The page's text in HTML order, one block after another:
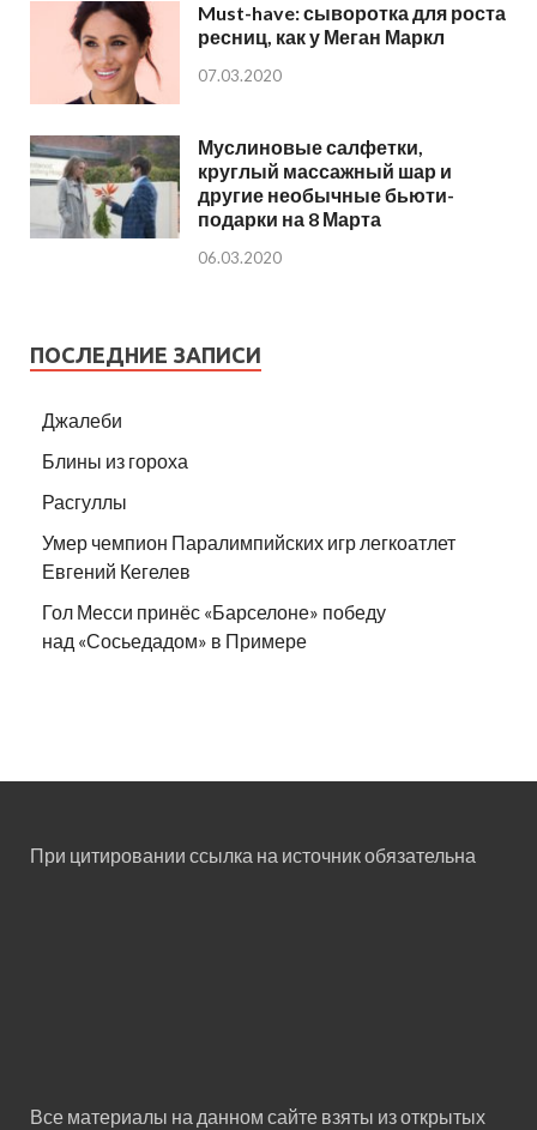
Must-have: сыворотка для роста
ресниц, как у Меган Маркл
07.03.2020
Муслиновые салфетки,
круглый массажный шар и
другие необычные бьюти-
подарки на 8 Марта
06.03.2020
ПОСЛЕДНИЕ ЗАПИСИ
Джалеби
Блины из гороха
Расгуллы
Умер чемпион Паралимпийских игр легкоатлет
Евгений Кегелев
Гол Месси принёс «Барселоне» победу
над «Сосьедадом» в Примере
При цитировании ссылка на источник обязательна
Все материалы на данном сайте взяты из открытых